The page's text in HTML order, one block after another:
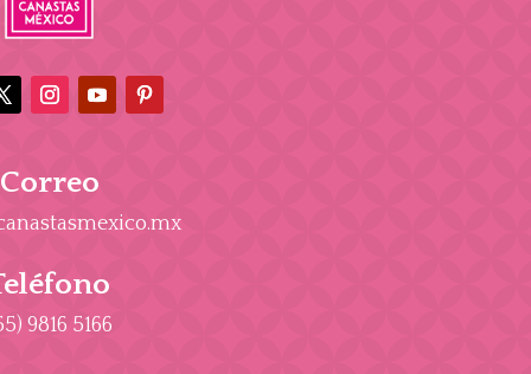
Correo
9816 5166